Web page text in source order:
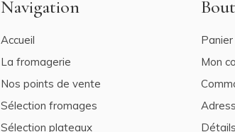
Navigation
Accueil
La fromagerie
Nos points de vente
Sélection fromages
Sélection plateaux
Panier
Mon